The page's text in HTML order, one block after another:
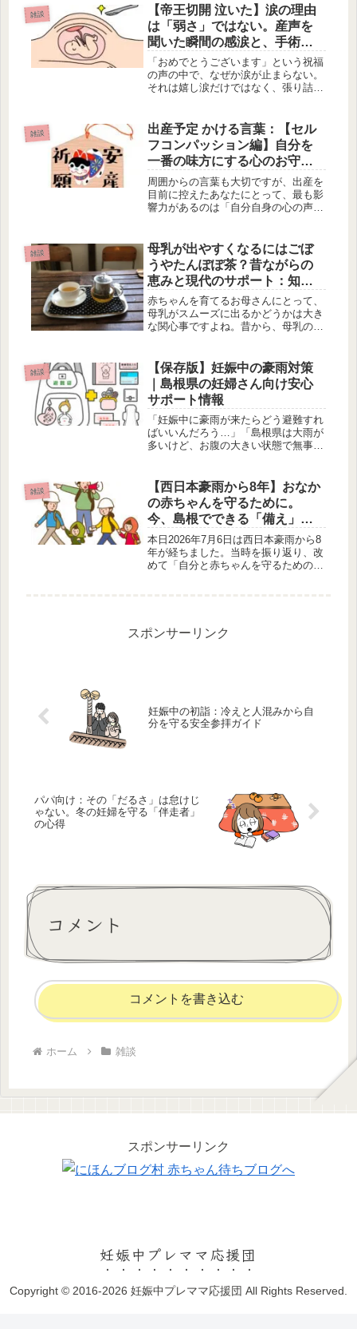
「リステリア」といった感染症のリス
クが隣り合わせの場所でもあります。
この...
雑談
【帝王切開 泣いた】涙の理由
は「弱さ」ではない。産声を
聞いた瞬間の感涙と、手術へ
の恐怖、そして葛藤を抱きし
めて
「おめでとうございます」という祝福
の声の中で、なぜか涙が止まらない。
それは嬉し涙だけではなく、張り詰め
「下から産みたかった」と感じている
自分への戸惑いかもしれません。「帝
王...
雑談
出産予定 かける言葉：【セル
フコンパッション編】自分を
一番の味方にする心のお守り
フレーズ
周囲からの言葉も大切ですが、出産を
目前に控えたあなたにとって、最も影
響力があるのは「自分自身の心の声」
げるべきか。自己肯定感を高めるセル
フコンパッションの技法を学びましょ
う...
雑談
母乳が出やすくなるにはごぼ
うやたんぽぽ茶？昔ながらの
恵みと現代のサポート：知恵
袋的ケア法
赤ちゃんを育てるお母さんにとって、
母乳がスムーズに出るかどうかは大き
な関心事ですよね。昔から、母乳の出
この、自然の恵みを活かした昔ながら
のケア法には、どんな意味が込められ
て...
雑談
【保存版】妊娠中の豪雨対策
｜島根県の妊婦さん向け安心
サポート情報
「妊娠中に豪雨が来たらどう避難すれ
ばいいんだろう…」「島根県は大雨が
多いけど、お腹の大きい状態で無事に
うに動かせないため、いざというとき
の備えを早めに整えておくことがとて
も...
雑談
【西日本豪雨から8年】おなか
の赤ちゃんを守るために。
今、島根でできる「備え」の
ヒント
本日2026年7月6日は西日本豪雨から8
年が経ちました。当時を振り返り、改
めて「自分と赤ちゃんを守るための備
スポンサーリンク
妊娠中の初詣：冷えと人混みから自
分を守る安全参拝ガイド
パパ向け：その「だるさ」は怠けじ
ゃない。冬の妊婦を守る「伴走者」
の心得
コメント
コメントを書き込む
ホーム 雑談
スポンサーリンク
妊娠中プレママ応援団
Copyright © 2016-2026 妊娠中プレママ応援団 All Rights Reserved.